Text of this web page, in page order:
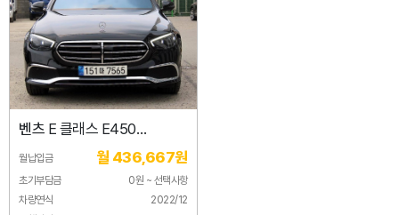
벤츠 E 클래스 E450
4MATIC 익스클루시브
월납입금 월 436,667원
초기부담금
0원 ~ 선택사항
차량연식
2022/12